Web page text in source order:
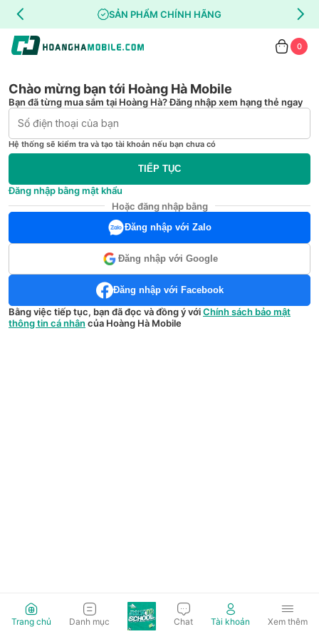
SẢN PHẨM CHÍNH HÃNG
0
Chào mừng bạn tới Hoàng Hà Mobile
Bạn đã từng mua sắm tại Hoàng Hà? Đăng nhập xem hạng thẻ ngay
Hệ thống sẽ kiểm tra và tạo tài khoản nếu bạn chưa có
TIẾP TỤC
Đăng nhập bằng mật khẩu
Hoặc đăng nhập bằng
Đăng nhập với Zalo
Đăng nhập với Google
Đăng nhập với Facebook
Bằng việc tiếp tục, bạn đã đọc và đồng ý vớiChính sách bảo mật
thông tin cá nhân của Hoàng Hà Mobile
Trang chủ Danh mục Chat Tài khoản Xem thêm